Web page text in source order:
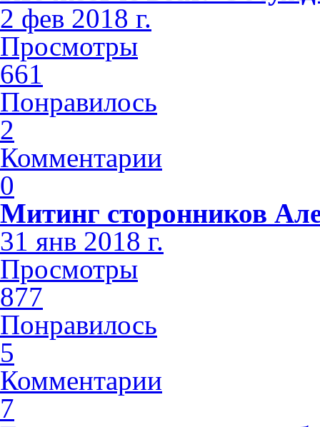
2 фев 2018 г.
Просмотры
661
Понравилось
2
Комментарии
0
Митинг сторонников
31 янв 2018 г.
Просмотры
877
Понравилось
5
Комментарии
7